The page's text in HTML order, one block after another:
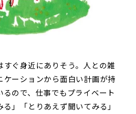
すぐ身近にありそう。人との雑
ーションから面白い計画が持
ので、仕事でもプライベート
」「とりあえず聞いてみる」